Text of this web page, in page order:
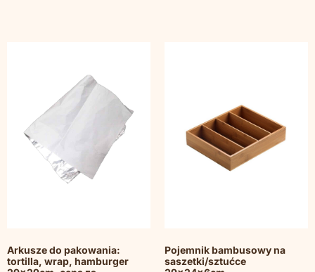
Arkusze do pakowania:
tortilla, wrap, hamburger
Pojemnik bambusowy na
saszetki/sztućce